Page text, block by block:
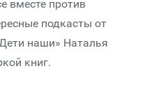
вместе против
подкасты от
наши» Наталья
книг.